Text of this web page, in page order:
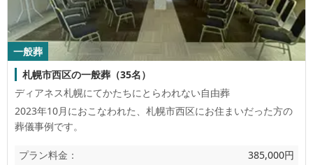
一般葬
札幌市西区の一般葬（35名）
ディアネス札幌にてかたちにとらわれない自由葬
2023年10月におこなわれた、 札幌市西区にお住まいだった方の
葬儀事例です。
プラン料金：
385,000円